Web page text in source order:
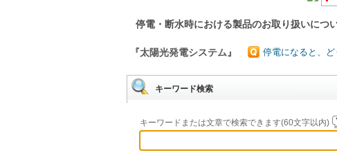
停電・断水時における製品のお取り扱いにつ
『太陽光発電システム』 停電になると、
キーワード検索
キーワードまたは文章で検索できます(60文字以内)